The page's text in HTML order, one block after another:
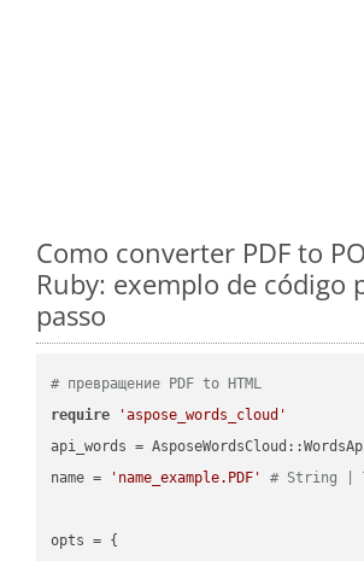
Como converter PDF to
Ruby: exemplo de código
passo
# превращение PDF to HTML
require
'aspose_words_cloud'
api_words =
name =
'name_example.PDF' # String |
opts = {